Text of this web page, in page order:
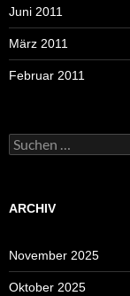
Juni 2011
März 2011
Februar 2011
Suchen
nach:
ARCHIV
November 2025
Oktober 2025